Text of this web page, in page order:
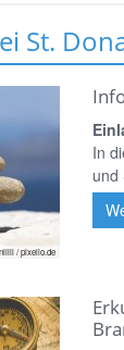
St.
/ pixelio.de
In
und